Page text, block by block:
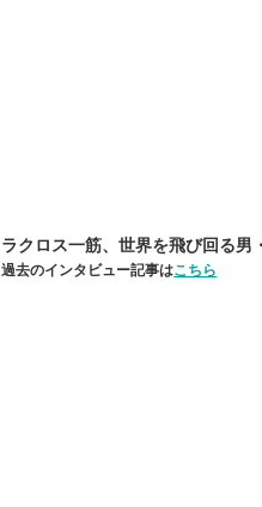
ラクロス一筋、世界を飛び回る男
過去のインタビュー記事はこちら